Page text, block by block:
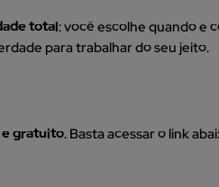
total: você escolhe quando e
para trabalhar do seu jeito.
e gratuito. Basta acessar o link